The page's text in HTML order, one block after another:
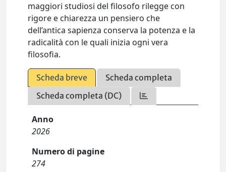
maggiori studiosi del filosofo rilegge con
rigore e chiarezza un pensiero che
dell’antica sapienza conserva la potenza e la
radicalità con le quali inizia ogni vera
filosofia.
Scheda breve
Scheda completa
Scheda completa (DC)
Anno
2026
Numero di pagine
274